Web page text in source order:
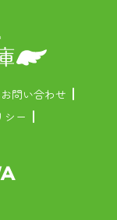
問い合わせ
シー